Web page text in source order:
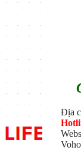
Địa